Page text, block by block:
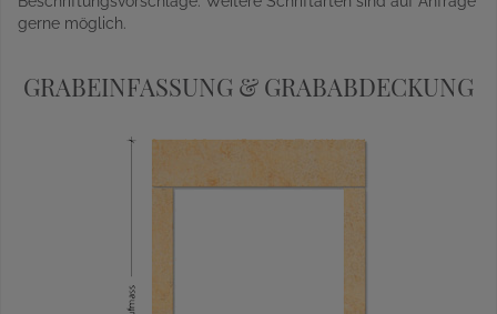
gerne möglich.
GRABEINFASSUNG & GRABABDECKUNG